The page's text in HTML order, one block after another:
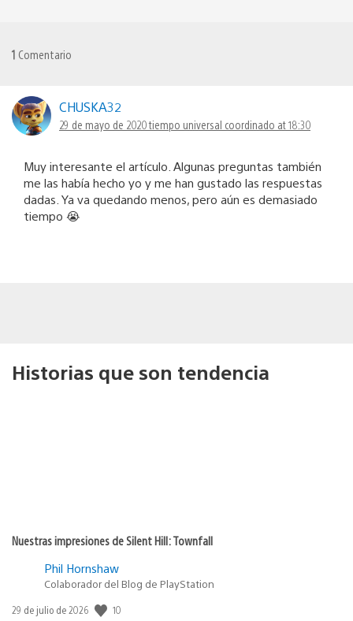
1 Comentario
CHUSKA32
29 de mayo de 2020 tiempo universal coordinado at 18:30
Muy interesante el artículo. Algunas preguntas también
me las había hecho yo y me han gustado las respuestas
dadas. Ya va quedando menos, pero aún es demasiado
tiempo 😭
Historias que son tendencia
Nuestras impresiones de Silent Hill: Townfall
Phil Hornshaw
Colaborador del Blog de PlayStation
Fecha
29 de julio de 2026 10